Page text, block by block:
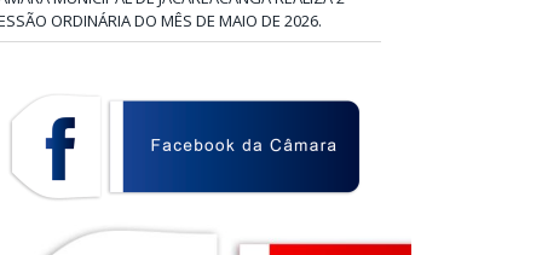
ORDINÁRIA DO MÊS DE MAIO DE 2026.